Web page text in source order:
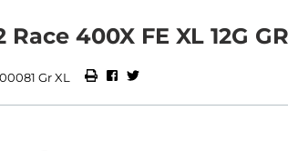
400X FE XL 12G
Gr XL